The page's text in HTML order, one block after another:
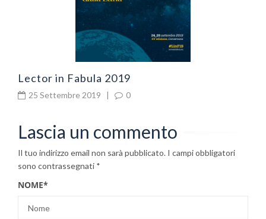
Lector in Fabula 2019
25 Settembre 2019 | 0
Lascia un commento
Il tuo indirizzo email non sarà pubblicato. I campi obbligatori
sono contrassegnati *
NOME*